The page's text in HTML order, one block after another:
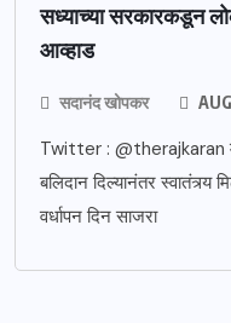
सध्याच्या सरकारकडून
आव्हाड
सदानंद खोपकर
Twitter : @therajkaran
बलिदान दिल्यानंतर स्वातंत्र्य
वर्धापन दिन साजरा